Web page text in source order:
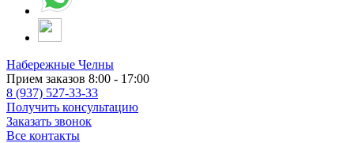
Набережные Челны
Прием заказов 8:00 - 17:00
8 (937) 527-33-33
Получить консультацию
Заказать звонок
Все контакты